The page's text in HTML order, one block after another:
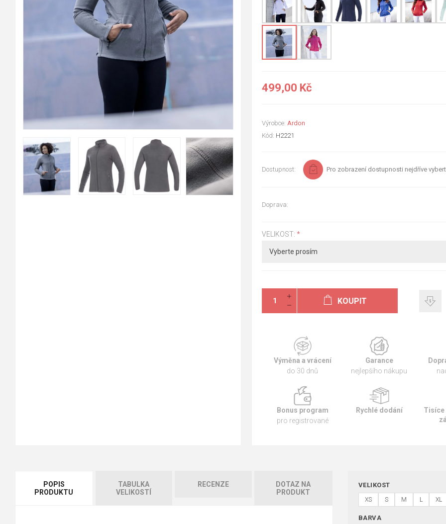
499,00 Kč
Výrobce: Ardon
Kód: H2221
Dostupnost: Pro zobrazení dostupnosti nejdříve
Doprava:
VELIKOST: *
KOUPIT
Výměna a vrácení
do 30 dnů
Garance
nejlepšího nákupu
Bonus program
pro registrované
Rychlé dodání
Tisíce
POPIS
PRODUKTU
TABULKA
VELIKOSTÍ
RECENZE
DOTAZ NA
PRODUKT
VELIKOST
XS S M L XL
BARVA